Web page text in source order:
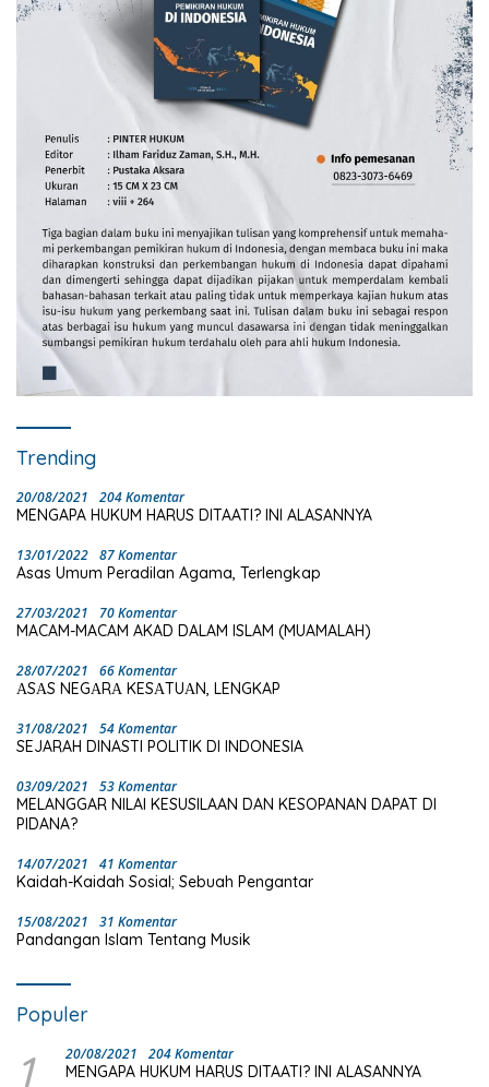
Trending
20/08/2021 204 Komentar
MENGAPA HUKUM HARUS DITAATI? INI ALASANNYA
13/01/2022 87 Komentar
Asas Umum Peradilan Agama, Terlengkap
27/03/2021 70 Komentar
MACAM-MACAM AKAD DALAM ISLAM (MUAMALAH)
28/07/2021 66 Komentar
ΑSΑS NEGΑRΑ KESΑTUΑN, LENGKAP
31/08/2021 54 Komentar
SEJARAH DINASTI POLITIK DI INDONESIA
03/09/2021 53 Komentar
MELANGGAR NILAI KESUSILAAN DAN KESOPANAN DAPAT DI
PIDANA?
14/07/2021 41 Komentar
Kaidah-Kaidah Sosial; Sebuah Pengantar
15/08/2021 31 Komentar
Pandangan Islam Tentang Musik
Populer
1 20/08/2021 204 Komentar
MENGAPA HUKUM HARUS DITAATI? INI ALASANNYA